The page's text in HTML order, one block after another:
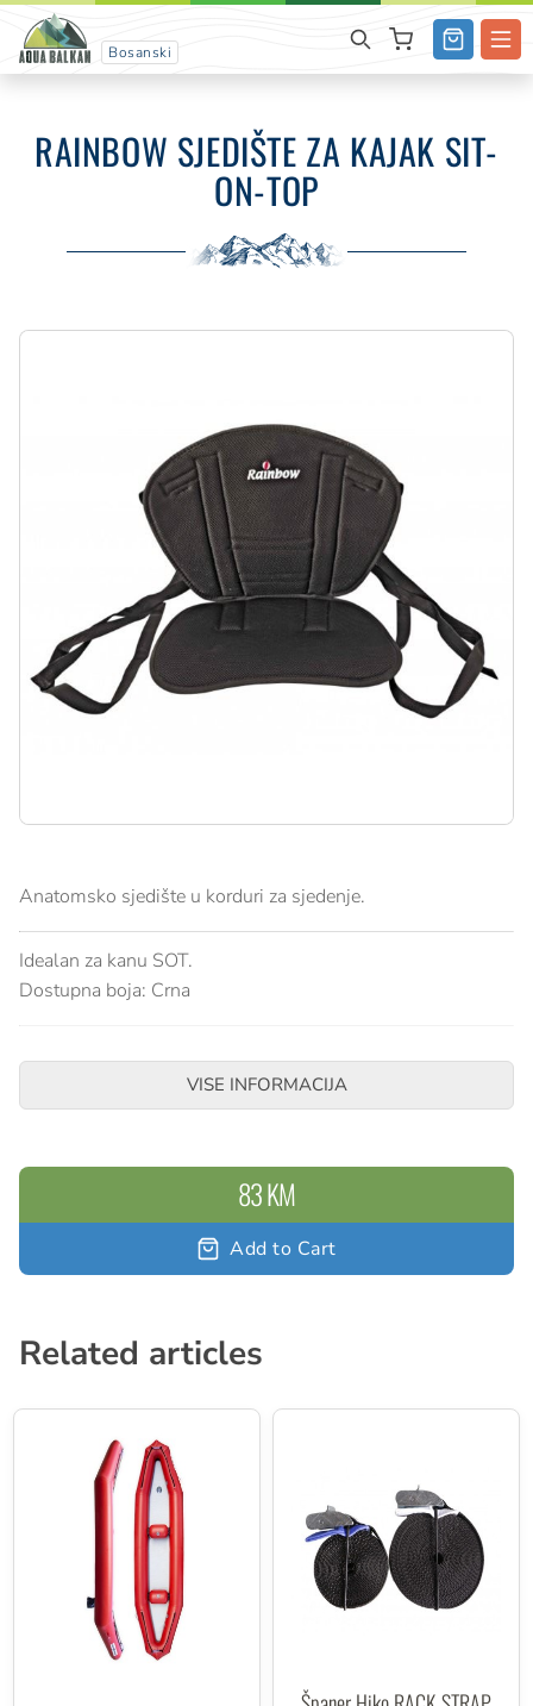
Bosanski
RAINBOW SJEDIŠTE ZA KAJAK SIT-
ON-TOP
Anatomsko sjedište u korduri za sjedenje.
Idealan za kanu SOT.
Dostupna boja: Crna
VISE INFORMACIJA
83 KM
Add to Cart
Related articles